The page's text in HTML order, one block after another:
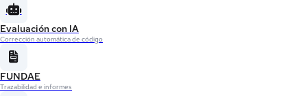
Evaluación con IA
Corrección automática de código
FUNDAE
Trazabilidad e informes